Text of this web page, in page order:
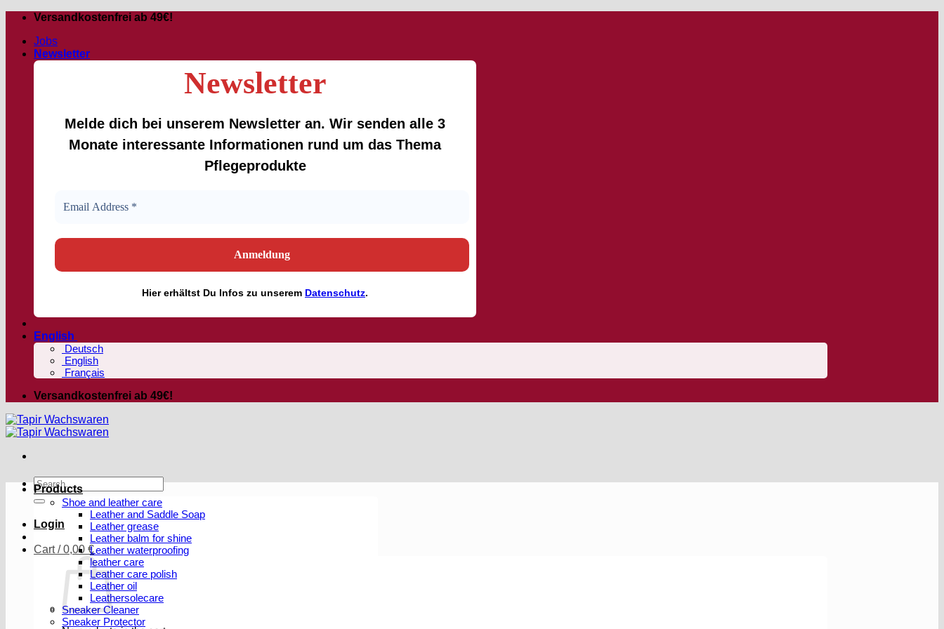
Skip
content
Versandkostenfrei ab 49€!
Jobs
Newsletter
Newsletter
Melde dich bei unserem Newsletter an. Wir senden alle 3
Monate interessante Informationen rund um das Thema
Pflegeprodukte
Hiererhältst Du Infos zu unserem Datenschutz.
English
Deutsch
English
Français
Versandkostenfrei ab 49€!
Search
for:
Login
Cart /0,00 €
Products
Shoe and leather care
Leather and Saddle Soap
Leather grease
Leather balm for shine
Leather waterproofing
leather care
Leather care polish
Leather oil
Leathersolecare
Sneaker Cleaner
Sneaker Protector